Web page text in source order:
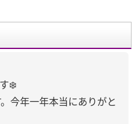
❄️
今年一年本当にありがと